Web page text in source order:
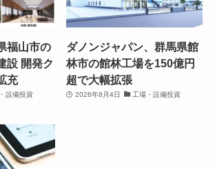
福山市の
設 開発ク
充
設備投資
ダノンジャパン、群馬県館
林市の館林工場を150億円
超で大幅拡張
2026年8月4日 工場・設備投資